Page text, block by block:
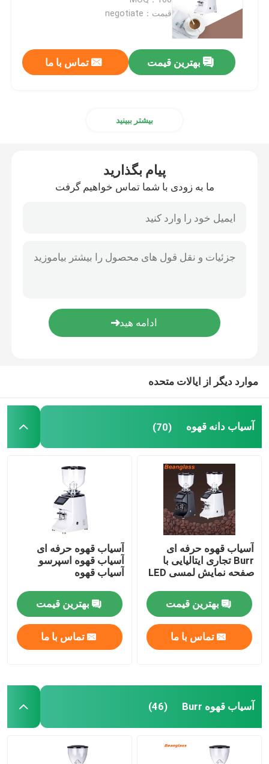
آسیاب قهوه بدون دوز
آسیاب قهوه تجاری
آسیاب دانه اسپرسو
آسیاب قهوه در فضای باز
آسیاب قهوه دستی
شیر ساز اتوماتیک
آسیاب دیجیتال قهوه
قیمت：negotiate
بهترین قیمت تماس با ما
بیشتر ببینید
پیام بگذارید
ما به زودی با شما تماس خواهیم گرفت
موارد دیگر از ایالات متحده
آسیاب دانه قهوه (70)
آسیاب قهوه حرفه ای
Burr تجاری ایتالیایی با
صفحه نمایش لمسی LED
بهترین قیمت
تماس با ما
آسیاب قهوه حرفه ای
آسیاب قهوه اسپرسو
آسیاب قهوه
بهترین قیمت
تماس با ما
آسیاب قهوه Burr (46)